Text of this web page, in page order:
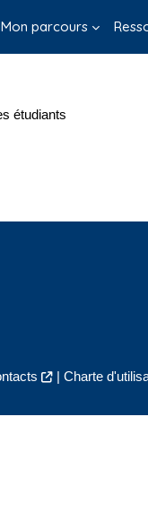
Mon parcours
étudiants
| Charte